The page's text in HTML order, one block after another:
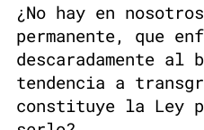
¿No hay en
permanente, que
descaradamente al
tendencia a
constituye la Ley